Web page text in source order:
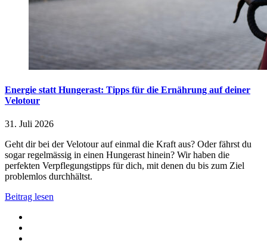
Energie statt Hungerast: Tipps für die Ernährung auf deiner
Velotour
31. Juli 2026
Geht dir bei der Velotour auf einmal die Kraft aus? Oder fährst du
sogar regelmässig in einen Hungerast hinein? Wir haben die
perfekten Verpflegungstipps für dich, mit denen du bis zum Ziel
problemlos durchhältst.
Beitrag lesen